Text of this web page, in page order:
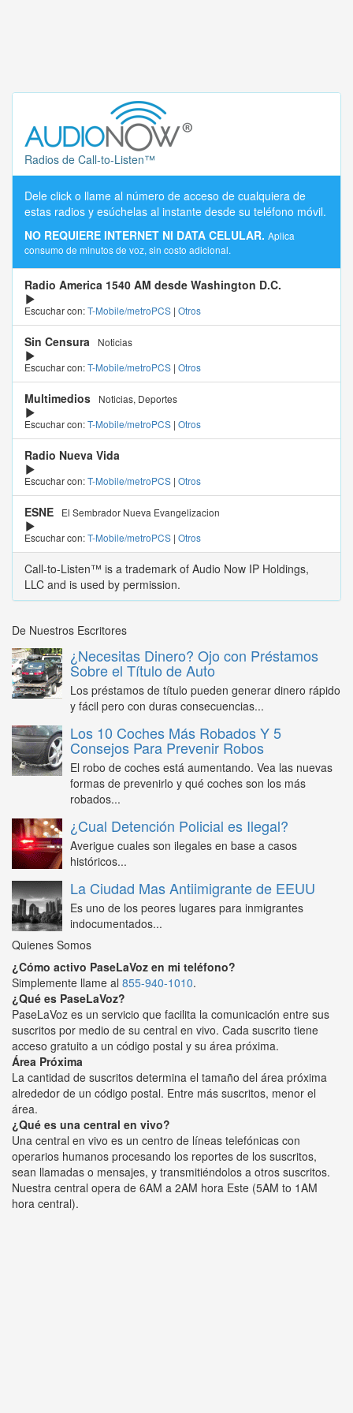
Radios de Call-to-Listen™
Dele click o llame al número de acceso de cualquiera de
estas radios y esúchelas al instante desde su teléfono móvil.
NO REQUIERE INTERNET NI DATA CELULAR. Aplica
consumo de minutos de voz, sin costo adicional.
Radio America 1540 AM desde Washington D.C.
Escuchar con:T-Mobile/metroPCS | Otros
Sin Censura
Noticias
Escuchar con:T-Mobile/metroPCS | Otros
Multimedios
Noticias, Deportes
Escuchar con:T-Mobile/metroPCS | Otros
Radio Nueva Vida
Escuchar con:T-Mobile/metroPCS | Otros
ESNE
El Sembrador Nueva Evangelizacion
Escuchar con:T-Mobile/metroPCS | Otros
Call-to-Listen™ is a trademark of Audio Now IP Holdings,
LLC and is used by permission.
De Nuestros Escritores
¿Necesitas Dinero? Ojo con Préstamos
Sobre el Título de Auto
Los préstamos de título pueden generar dinero rápido
y fácil pero con duras consecuencias...
Los 10 Coches Más Robados Y 5
Consejos Para Prevenir Robos
El robo de coches está aumentando. Vea las nuevas
formas de prevenirlo y qué coches son los más
robados...
¿Cual Detención Policial es Ilegal?
Averigue cuales son ilegales en base a casos
históricos...
La Ciudad Mas Antiimigrante de EEUU
Es uno de los peores lugares para inmigrantes
indocumentados...
Quienes Somos
¿Cómo activo PaseLaVoz en mi teléfono?
Simplemente llame al 855-940-1010.
¿Qué es PaseLaVoz?
PaseLaVoz es un servicio que facilita la comunicación entre sus
suscritos por medio de su central en vivo. Cada suscrito tiene
acceso gratuito a un código postal y su área próxima.
Área Próxima
La cantidad de suscritos determina el tamaño del área próxima
alrededor de un código postal. Entre más suscritos, menor el
área.
¿Qué es una central en vivo?
Una central en vivo es un centro de líneas telefónicas con
operarios humanos procesando los reportes de los suscritos,
sean llamadas o mensajes, y transmitiéndolos a otros suscritos.
Nuestra central opera de 6AM a 2AM hora Este (5AM to 1AM
hora central).